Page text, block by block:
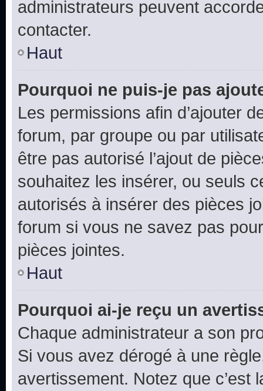
administrateurs peuvent
contacter.
Haut
Pourquoi ne puis-je pas
Les permissions afin d’ajouter
forum, par groupe ou par
être pas autorisé l’ajout de
souhaitez les insérer, ou seuls
autorisés à insérer des pièces
forum si vous ne savez pas
pièces jointes.
Haut
Pourquoi ai-je reçu un
Chaque administrateur a son
Si vous avez dérogé à une
avertissement. Notez que c’est